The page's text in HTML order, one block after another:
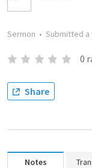
Sermon • Submitted a
0
Share
Notes